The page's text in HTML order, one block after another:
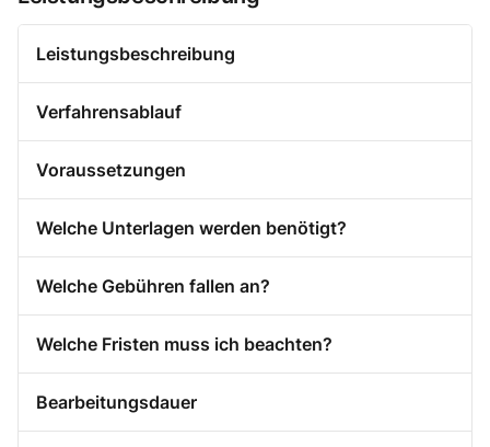
Leistungsbeschreibung
Verfahrensablauf
Voraussetzungen
Welche Unterlagen werden benötigt?
Welche Gebühren fallen an?
Welche Fristen muss ich beachten?
Bearbeitungsdauer